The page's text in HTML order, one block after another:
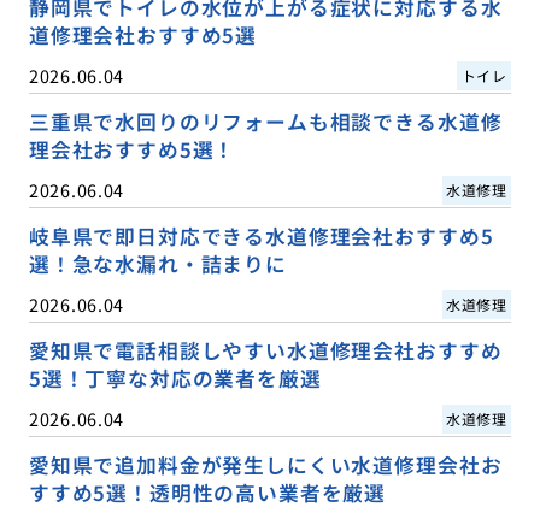
静岡県でトイレの水位が上がる症状に対応する水
道修理会社おすすめ5選
2026.06.04 トイレ
三重県で水回りのリフォームも相談できる水道修
理会社おすすめ5選！
2026.06.04 水道修理
岐阜県で即日対応できる水道修理会社おすすめ5
選！急な水漏れ・詰まりに
2026.06.04 水道修理
愛知県で電話相談しやすい水道修理会社おすすめ
5選！丁寧な対応の業者を厳選
2026.06.04 水道修理
愛知県で追加料金が発生しにくい水道修理会社お
すすめ5選！透明性の高い業者を厳選